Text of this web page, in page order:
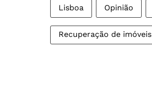
Lisboa Opinião
Recuperação de imóveis